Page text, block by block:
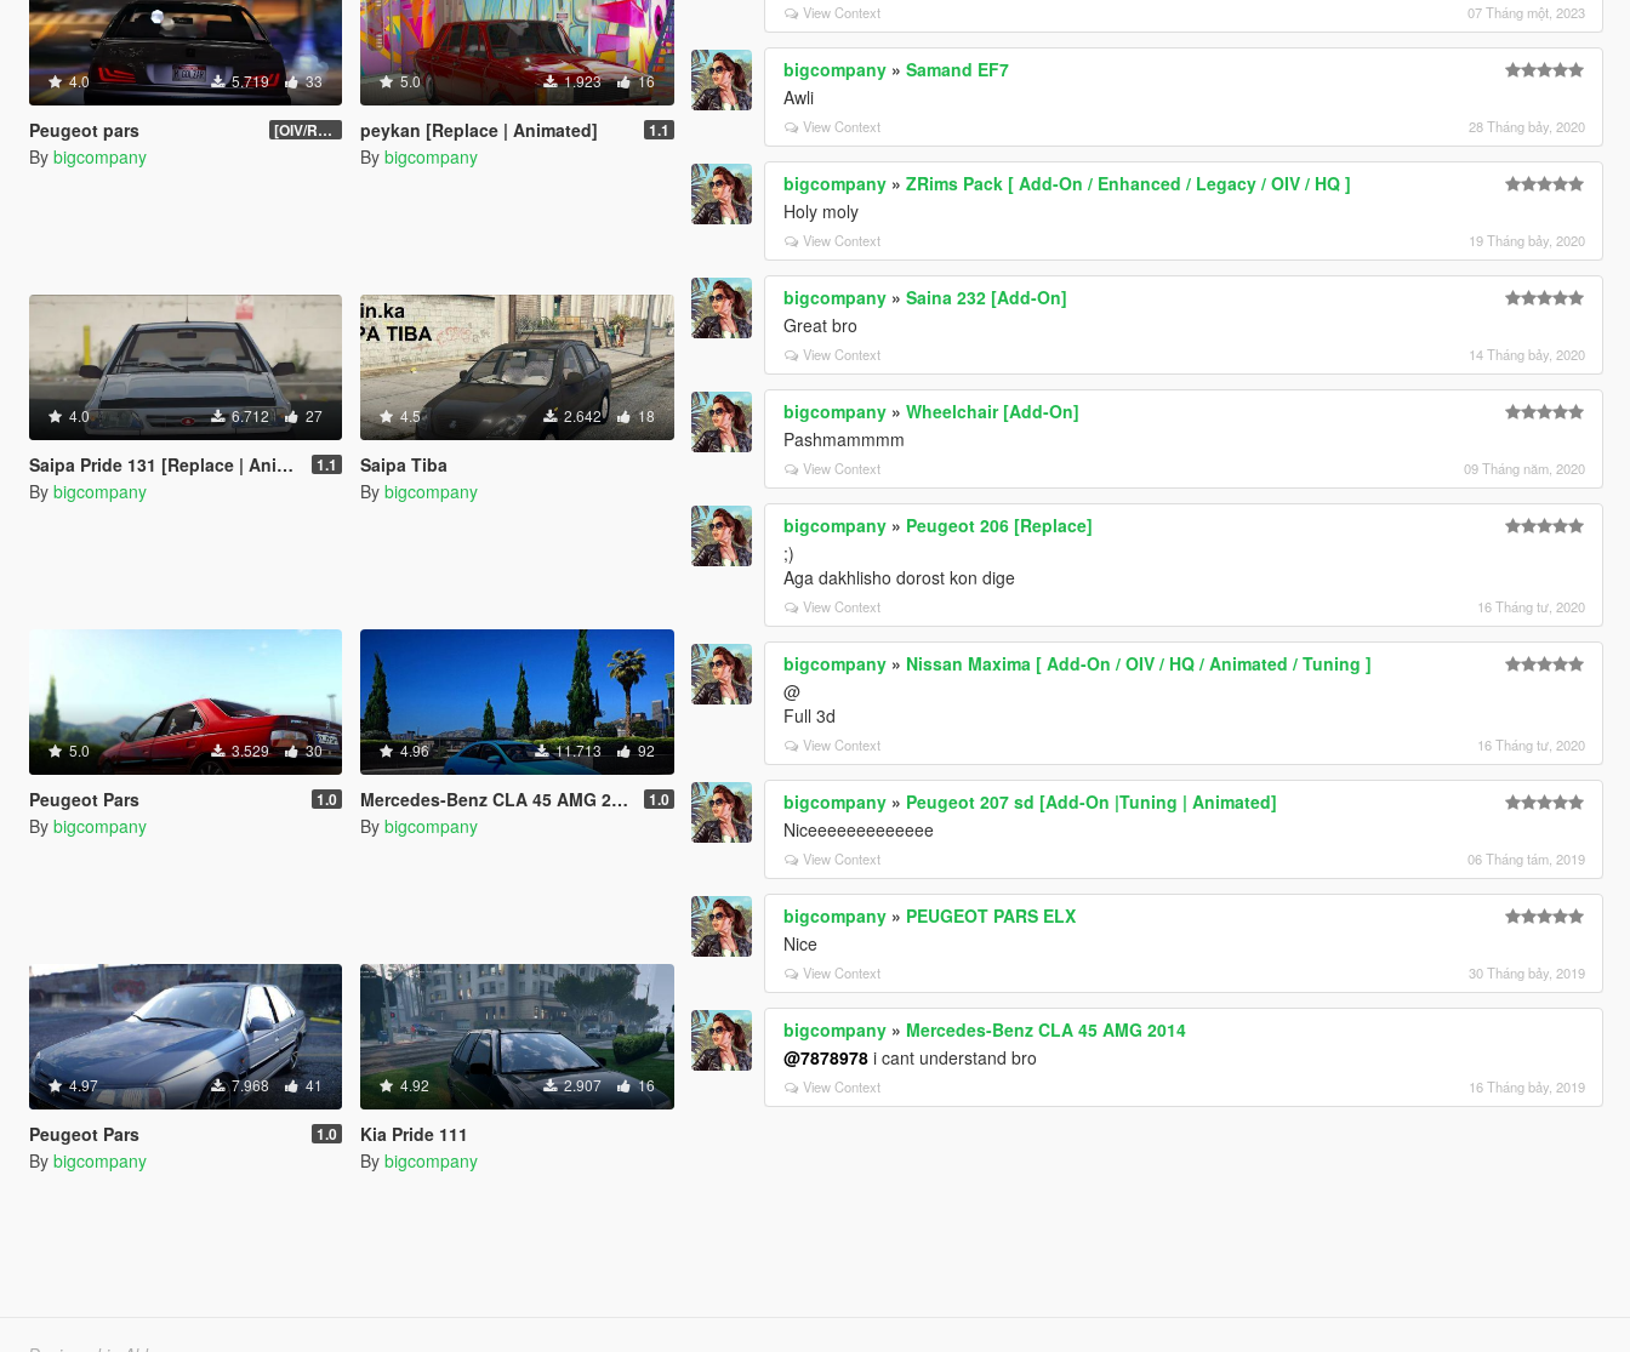
4.0 5.719 33
Peugeot pars [OIV/Replace]
By bigcompany
5.0 1.923 16
peykan [Replace | Animated] 1.1
By bigcompany
4.0 6.712 27
Saipa Pride 131 [Replace | Animated | Tuning] 1.1
By bigcompany
4.5 2.642 18
Saipa Tiba
By bigcompany
5.0 3.529 30
Peugeot Pars 1.0
By bigcompany
4.96 11.713 92
Mercedes-Benz CLA 45 AMG 2014 1.0
By bigcompany
4.97 7.968 41
Peugeot Pars 1.0
By bigcompany
4.92 2.907 16
Kia Pride 111
By bigcompany
View Context 07 Tháng một, 2023
bigcompany »Samand EF7
Awli
View Context 28 Tháng bảy, 2020
bigcompany »ZRims Pack [ Add-On / Enhanced / Legacy / OIV / HQ ]
Holy moly
View Context 19 Tháng bảy, 2020
bigcompany »Saina 232 [Add-On]
Great bro
View Context 14 Tháng bảy, 2020
bigcompany »Wheelchair [Add-On]
Pashmammmm
View Context 09 Tháng năm, 2020
bigcompany » Peugeot 206 [Replace]
;)
Aga dakhlisho dorost kon dige
View Context 16 Tháng tư, 2020
bigcompany » Nissan Maxima [ Add-On / OIV / HQ / Animated / Tuning ]
@
Full 3d
View Context 16 Tháng tư, 2020
bigcompany » Peugeot 207 sd [Add-On |Tuning | Animated]
Niceeeeeeeeeeeee
View Context 06 Tháng tám, 2019
bigcompany » PEUGEOT PARS ELX
Nice
View Context 30 Tháng bảy, 2019
bigcompany » Mercedes-Benz CLA 45 AMG 2014
@7878978 i cant understand bro
View Context 16 Tháng bảy, 2019